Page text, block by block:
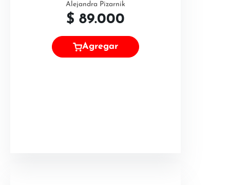
Alejandra Pizarnik
$ 89.000
Agregar